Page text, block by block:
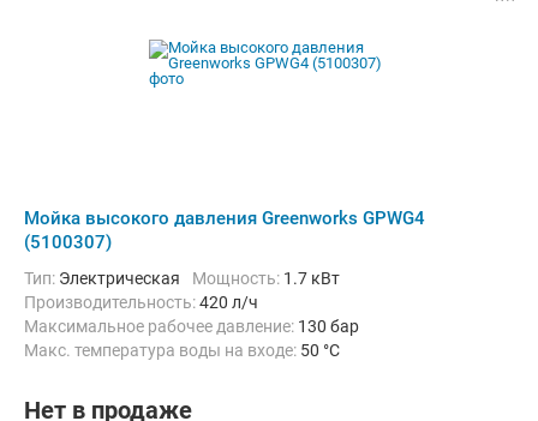
Мойка высокого давления Greenworks GPWG4
(5100307)
Тип: Электрическая Мощность: 1.7 кВт
Производительность:420 л/ч
Максимальное рабочее давление: 130 бар
Макс. температура воды на входе: 50 °C
Нет в продаже